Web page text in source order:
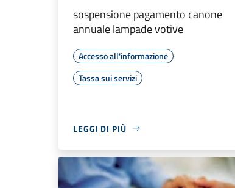
sospensione pagamento canone
annuale lampade votive
Accesso all'informazione
Tassa sui servizi
LEGGI DI PIÙ